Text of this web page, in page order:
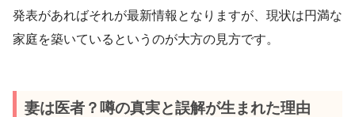
発表があればそれが最新情報となりますが、現状は円満な
家庭を築いているというのが大方の見方です。
妻は医者？噂の真実と誤解が生まれた理由